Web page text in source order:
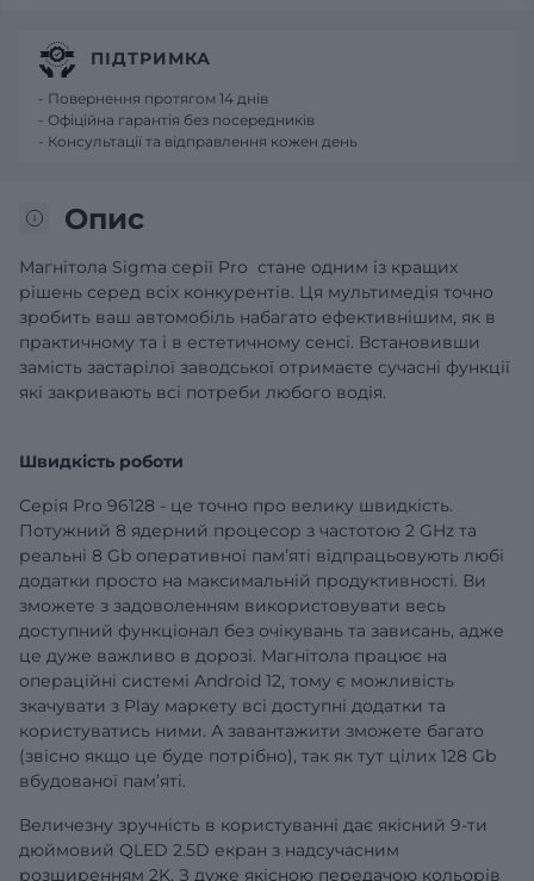
Опис
Магнітола Sigma серії Pro стане одним із кращих
рішень серед всіх конкурентів. Ця мультимедія точно
зробить ваш автомобіль набагато ефективнішим, як в
практичному та і в естетичному сенсі. Встановивши
замість застарілої заводської отримаєте сучасні функції
які закривають всі потреби любого водія.
Швидкість роботи
Серія Pro 96128 - це точно про велику швидкість.
Потужний 8 ядерний процесор з частотою 2 GHz та
реальні 8 Gb оперативної памʼяті відпрацьовують любі
додатки просто на максимальній продуктивності. Ви
зможете з задоволенням використовувати весь
доступний функціонал без очікувань та зависань, адже
це дуже важливо в дорозі. Магнітола працює на
операційні системі Android 12, тому є можливість
зкачувати з Play маркету всі доступні додатки та
користуватись ними. А завантажити зможете багато
(звісно якщо це буде потрібно), так як тут цілих 128 Gb
вбудованої памʼяті.
Величезну зручність в користуванні дає якісний 9-ти
дюймовий QLED 2.5D екран з надсучасним
розширенням 2K. З дуже якісною передачою кольорів
ПІДТРИМКА
- Повернення протягом 14 днів
- Офіційна гарантія без посередників
- Консультації та відправлення кожен день